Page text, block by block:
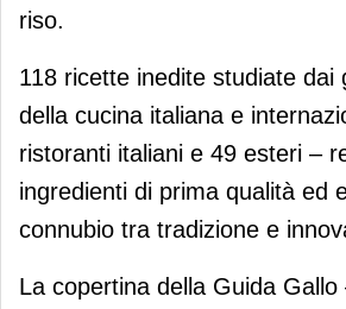
riso.
118 ricette inedite studiate dai
della cucina italiana e
ristoranti italiani e 49 esteri –
ingredienti di prima qualità ed
connubio tra tradizione e
La copertina della Guida